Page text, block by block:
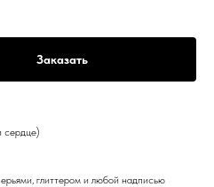
Заказать
сердце)
глиттером и любой надписью